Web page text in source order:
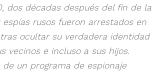
dos décadas después del fin de la
espías rusos fueron arrestados en
ocultar su verdadera identidad
vecinos e incluso a sus hijos.
un programa de espionaje